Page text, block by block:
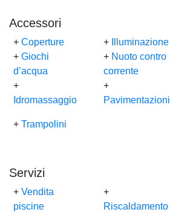
Accessori
+ Coperture
+ Giochi
d’acqua
+
Idromassaggio
+
Illuminazione
+ Nuoto contro
corrente
+
Pavimentazioni
+ Trampolini
Servizi
+ Vendita
piscine
+
Riscaldamento